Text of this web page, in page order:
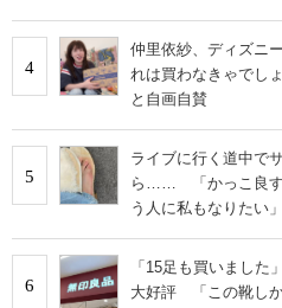
4
仲里依紗、ディズニ
れは買わなきゃでし
と自画自賛
5
ライブに行く道中で
ら…… 「かっこ良す
う人に私もなりたい」
6
「15足も買いまし
大好評 「この靴し